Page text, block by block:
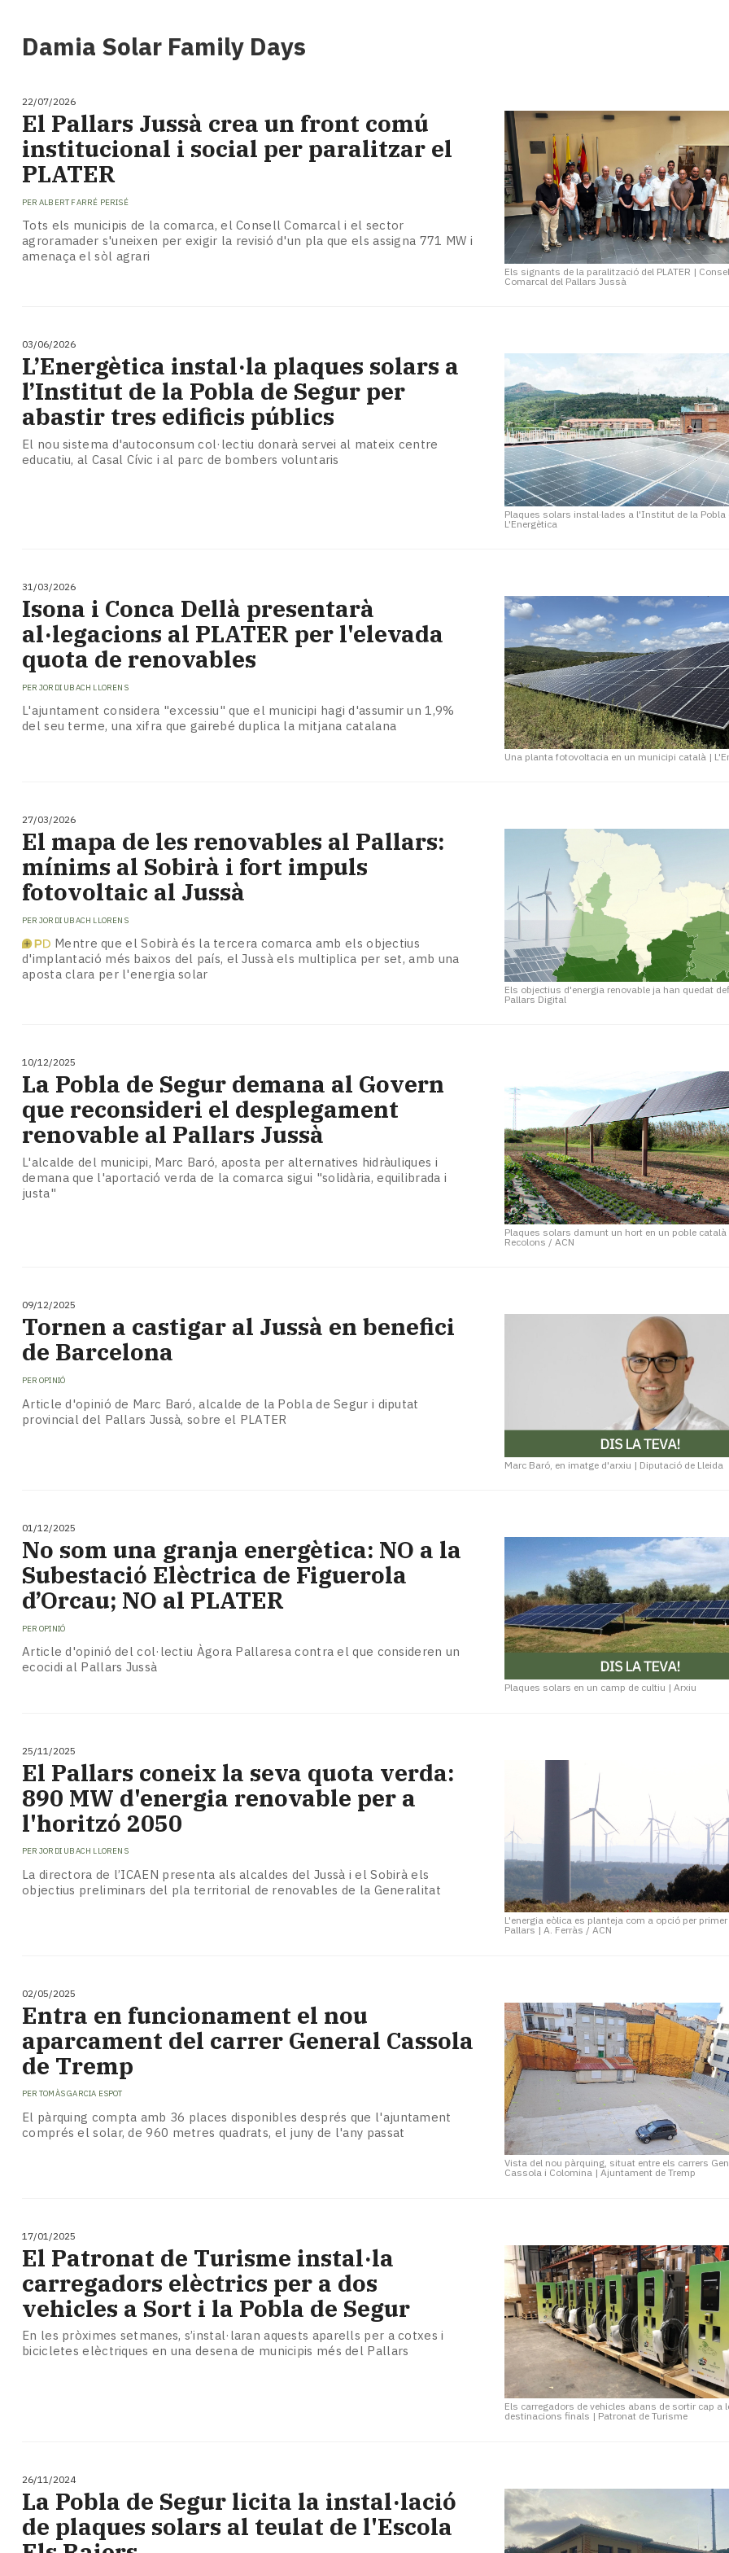
Cultura
tant!
TV
i
mitjans
El
temps
Reportatges
Entrevistes
Enquestes
teva!
Subscriptors
La
newsletter
del
Pallars
Contingut
Damia Solar Family Days
22/07/2026
Els signants de la paralització del PLATER |
Comarcal del Pallars Jussà
El Pallars Jussà crea un front comú
institucional i social per paralitzar el
PLATER
PER ALBERT FARRÉ PERISÉ
Tots els municipis de la comarca, el Consell Comarcal i el sector
agroramader s'uneixen per exigir la revisió d'un pla que els assigna 771 MW i
amenaça el sòl agrari
03/06/2026
Plaques solars instal·lades a l'Institut de la Pobla
L'Energètica
L’Energètica instal·la plaques solars a
l’Institut de la Pobla de Segur per
abastir tres edificis públics
El nou sistema d'autoconsum col·lectiu donarà servei al mateix centre
educatiu, al Casal Cívic i al parc de bombers voluntaris
31/03/2026
Una planta fotovoltacia en un municipi català |
Isona i Conca Dellà presentarà
al·legacions al PLATER per l'elevada
quota de renovables
PER JORDI UBACH LLORENS
L'ajuntament considera "excessiu" que el municipi hagi d'assumir un 1,9%
del seu terme, una xifra que gairebé duplica la mitjana catalana
27/03/2026
Els objectius d'energia renovable ja han quedat
Pallars Digital
El mapa de les renovables al Pallars:
mínims al Sobirà i fort impuls
fotovoltaic al Jussà
PER JORDI UBACH LLORENS
Mentre que el Sobirà és la tercera comarca amb els objectius
d'implantació més baixos del país, el Jussà els multiplica per set, amb una
aposta clara per l'energia solar
10/12/2025
Plaques solars damunt un hort en un poble català
Recolons / ACN
La Pobla de Segur demana al Govern
que reconsideri el desplegament
renovable al Pallars Jussà
L'alcalde del municipi, Marc Baró, aposta per alternatives hidràuliques i
demana que l'aportació verda de la comarca sigui "solidària, equilibrada i
justa"
09/12/2025
Marc Baró, en imatge d'arxiu | Diputació de Lleida
Tornen a castigar al Jussà en benefici
de Barcelona
PER OPINIÓ
Article d'opinió de Marc Baró, alcalde de la Pobla de Segur i diputat
provincial del Pallars Jussà, sobre el PLATER
01/12/2025
Plaques solars en un camp de cultiu |Arxiu
No som una granja energètica: NO a la
Subestació Elèctrica de Figuerola
d’Orcau; NO al PLATER
PER OPINIÓ
Article d'opinió del col·lectiu Àgora Pallaresa contra el que consideren un
ecocidi al Pallars Jussà
25/11/2025
L'energia eòlica es planteja com a opció per
Pallars |A. Ferràs / ACN
El Pallars coneix la seva quota verda:
890 MW d'energia renovable per a
l'horitzó 2050
PER JORDI UBACH LLORENS
La directora de l’ICAEN presenta als alcaldes del Jussà i el Sobirà els
objectius preliminars del pla territorial de renovables de la Generalitat
02/05/2025
Vista del nou pàrquing, situat entre els carrers
Cassola i Colomina |Ajuntament de Tremp
Entra en funcionament el nou
aparcament del carrer General Cassola
de Tremp
PER TOMÀS GARCIA ESPOT
El pàrquing compta amb 36 places disponibles després que l'ajuntament
comprés el solar, de 960 metres quadrats, el juny de l'any passat
17/01/2025
Els carregadors de vehicles abans de sortir cap a
destinacions finals | Patronat de Turisme
El Patronat de Turisme instal·la
carregadors elèctrics per a dos
vehicles a Sort i la Pobla de Segur
En les pròximes setmanes, s’instal·laran aquests aparells per a cotxes i
bicicletes elèctriques en una desena de municipis més del Pallars
26/11/2024
La Pobla de Segur licita la instal·lació
de plaques solars al teulat de l'Escola